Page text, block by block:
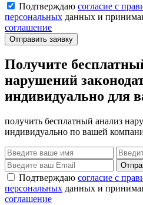
Подтверждаю согласие с
персональных данных и
соглашение
Отправить заявку
Получите
нарушений
индивидуально для
получить бесплатный анализ
индивидуально по вашей
Подтверждаю согласие с
персональных данных и
соглашение